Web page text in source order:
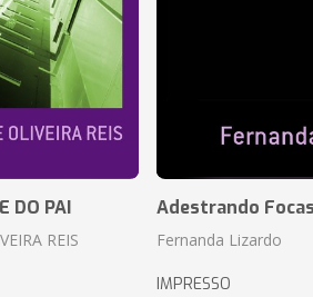
DO PAI
REIS
Adestrando
Fernanda Lizardo
IMPRESSO